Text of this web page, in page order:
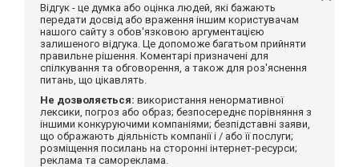
Відгук - це думка або оцінка людей, які бажають
передати досвід або враження іншим користувачам
нашого сайту з обов'язковою аргументацією
залишеного відгука. Це допоможе багатьом прийняти
правильне рішення. Коментарі призначені для
спілкування та обговорення, а також для роз'яснення
питань, що цікавлять.
Не дозволяється: використання ненормативної
лексики, погроз або образ; безпосереднє порівняння з
іншими конкуруючими компаніями; безпідставні заяви,
що ображають діяльність компанії і / або її послуги;
розміщення посилань на сторонні інтернет-ресурси;
реклама та самореклама.